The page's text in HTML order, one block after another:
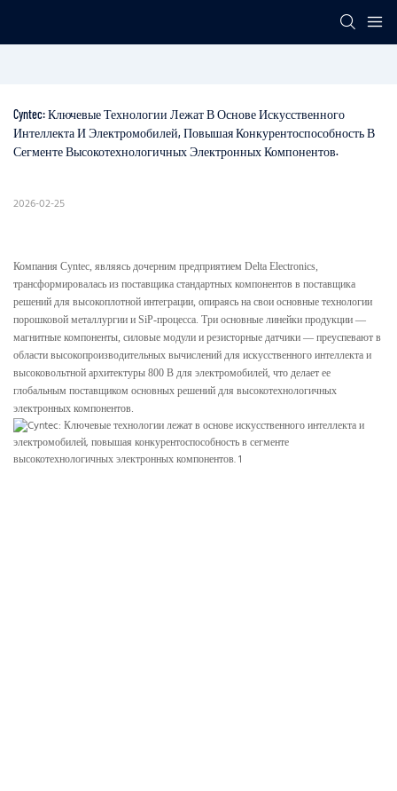
Cyntec: Ключевые Технологии Лежат В Основе Искусственного
Интеллекта И Электромобилей, Повышая Конкурентоспособность В
Сегменте Высокотехнологичных Электронных Компонентов.
2026-02-25
Компания Cyntec, являясь дочерним предприятием Delta Electronics,
трансформировалась из поставщика стандартных компонентов в поставщика
решений для высокоплотной интеграции, опираясь на свои основные технологии
порошковой металлургии и SiP-процесса. Три основные линейки продукции —
магнитные компоненты, силовые модули и резисторные датчики — преуспевают в
области высокопроизводительных вычислений для искусственного интеллекта и
высоковольтной архитектуры 800 В для электромобилей, что делает ее
глобальным поставщиком основных решений для высокотехнологичных
электронных компонентов.